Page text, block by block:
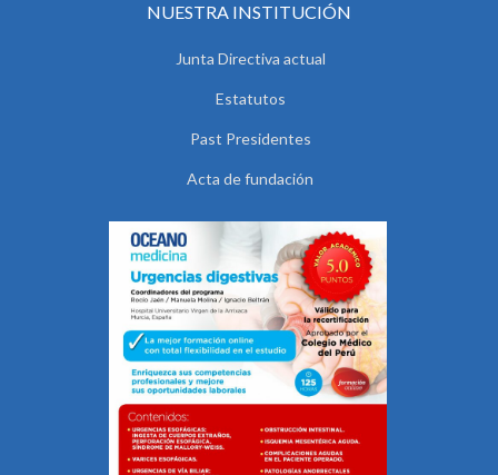
NUESTRA INSTITUCIÓN
Junta Directiva actual
Estatutos
Past Presidentes
Acta de fundación